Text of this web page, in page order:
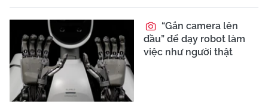
“Gắn camera lên
đầu” để dạy robot làm
việc như người thật